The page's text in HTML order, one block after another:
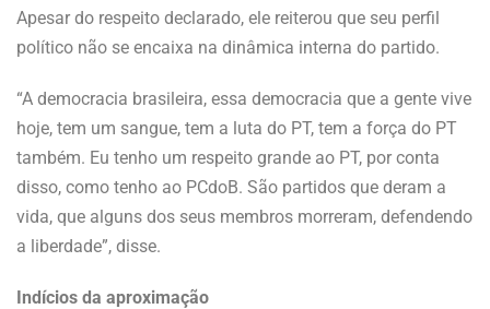
Apesar do respeito declarado, ele reiterou que seu perfil
político não se encaixa na dinâmica interna do partido.
“A democracia brasileira, essa democracia que a gente vive
hoje, tem um sangue, tem a luta do PT, tem a força do PT
também. Eu tenho um respeito grande ao PT, por conta
disso, como tenho ao PCdoB. São partidos que deram a
vida, que alguns dos seus membros morreram, defendendo
a liberdade”, disse.
Indícios da aproximação